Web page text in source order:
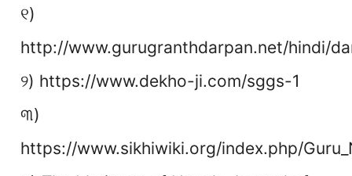
୧)
http://www.gurugranthdarpan.net/hindi/
୨) https://www.dekho-ji.com/sggs-1
୩)
https://www.sikhiwiki.org/index.php/